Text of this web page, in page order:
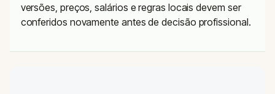
versões, preços, salários e regras locais devem ser
conferidos novamente antes de decisão profissional.